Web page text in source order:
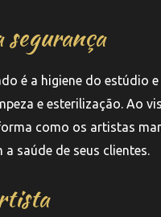
segurança
é a higiene do estúdio
e esterilização. Ao
como os artistas
saúde de seus clientes.